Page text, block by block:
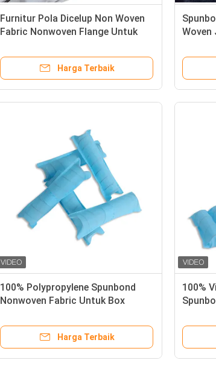
Furnitur Pola Dicelup Non Woven
Fabric Nonwoven Flange Untuk
Harga Terbaik
Woven
100% Polypropylene Spunbond
Nonwoven Fabric Untuk Box
Harga Terbaik
100%